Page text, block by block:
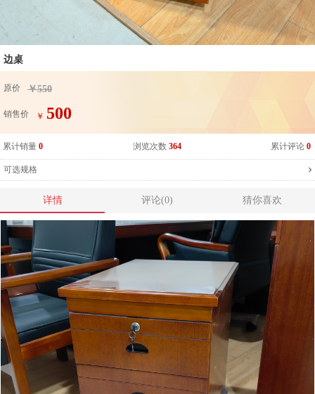
边桌
原价 ￥550
销售价 ￥ 500
累计销量 0 浏览次数 364 累计评论 0
可选规格
详情 评论(0) 猜你喜欢